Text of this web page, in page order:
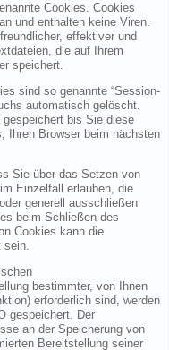
Cookies. Cookies
und enthalten keine Viren.
effektiver und
die auf Ihrem
speichert.
sind so genannte “Session-
automatisch gelöscht.
bis Sie diese
Ihren Browser beim nächsten
Sie über das Setzen von
Einzelfall erlauben, die
generell ausschließen
beim Schließen des
Cookies kann die
sein.
bestimmter, von Ihnen
erforderlich sind, werden
gespeichert. Der
an der Speicherung von
Bereitstellung seiner